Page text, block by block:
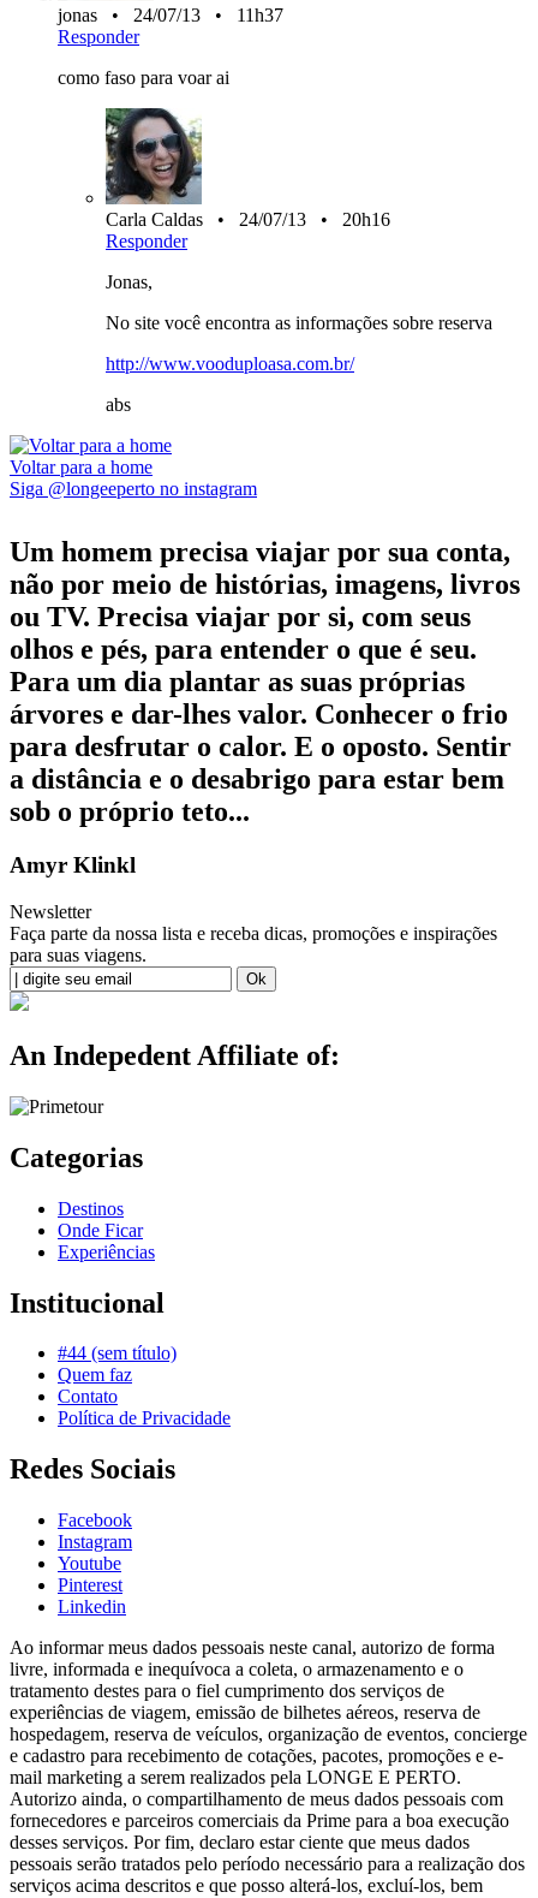
jonas • 24/07/13 • 11h37
Responder
como faso para voar ai
Carla Caldas • 24/07/13 • 20h16
Responder
Jonas,
No site você encontra as informações sobre reserva
http://www.vooduploasa.com.br/
abs
Voltar para a home
Siga @longeeperto no instagram
Um homem precisa viajar por sua conta,
não por meio de histórias, imagens, livros
ou TV. Precisa viajar por si, com seus
olhos e pés, para entender o que é seu.
Para um dia plantar as suas próprias
árvores e dar-lhes valor. Conhecer o frio
para desfrutar o calor. E o oposto. Sentir
a distância e o desabrigo para estar bem
sob o próprio teto...
Amyr Klinkl
Newsletter
Faça parte da nossa lista e receba dicas, promoções e inspirações
para suas viagens.
An Indepedent Affiliate of:
Categorias
Destinos
Onde Ficar
Experiências
Institucional
#44 (sem título)
Quem faz
Contato
Política de Privacidade
Redes Sociais
Facebook
Instagram
Youtube
Pinterest
Linkedin
Ao informar meus dados pessoais neste canal, autorizo de forma
livre, informada e inequívoca a coleta, o armazenamento e o
tratamento destes para o fiel cumprimento dos serviços de
experiências de viagem, emissão de bilhetes aéreos, reserva de
hospedagem, reserva de veículos, organização de eventos, concierge
e cadastro para recebimento de cotações, pacotes, promoções e e-
mail marketing a serem realizados pela LONGE E PERTO.
Autorizo ainda, o compartilhamento de meus dados pessoais com
fornecedores e parceiros comerciais da Prime para a boa execução
desses serviços. Por fim, declaro estar ciente que meus dados
pessoais serão tratados pelo período necessário para a realização dos
serviços acima descritos e que posso alterá-los, excluí-los, bem